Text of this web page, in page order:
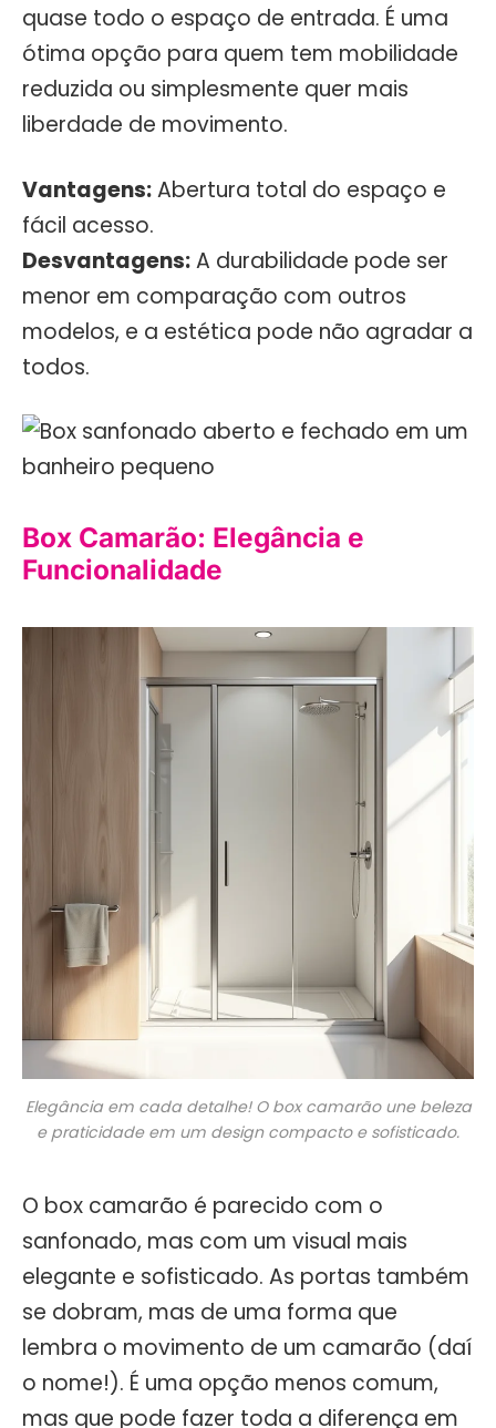
quase todo o espaço de entrada. É uma
ótima opção para quem tem mobilidade
reduzida ou simplesmente quer mais
liberdade de movimento.
Vantagens:Abertura total do espaço e
fácil acesso.
Desvantagens:A durabilidade pode ser
menor em comparação com outros
modelos, e a estética pode não agradar a
todos.
Box Camarão: Elegância e
Funcionalidade
Elegância em cada detalhe! O box camarão une beleza
e praticidade em um design compacto e sofisticado.
O box camarão é parecido com o
sanfonado, mas com um visual mais
elegante e sofisticado. As portas também
se dobram, mas de uma forma que
lembra o movimento de um camarão (daí
o nome!). É uma opção menos comum,
mas que pode fazer toda a diferença em